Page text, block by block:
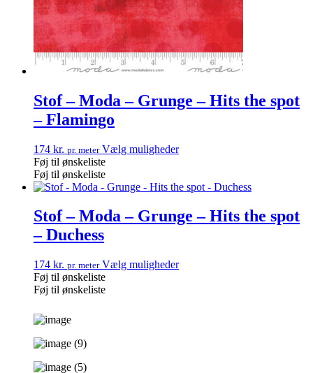
Stof – Moda – Grunge – Hits the spot
– Flamingo
174 kr. pr. meter Vælg muligheder
Føj til ønskeliste
Føj til ønskeliste
Stof – Moda – Grunge – Hits the spot
– Duchess
174 kr. pr. meter Vælg muligheder
Føj til ønskeliste
Føj til ønskeliste